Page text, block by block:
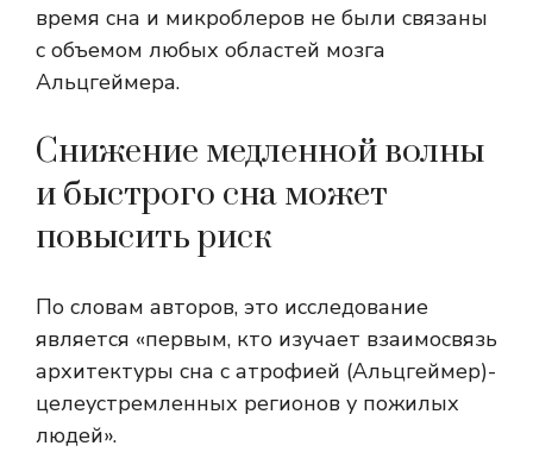
время сна и микроблеров не были связаны
с объемом любых областей мозга
Альцгеймера.
Снижение медленной волны
и быстрого сна может
повысить риск
По словам авторов, это исследование
является «первым, кто изучает взаимосвязь
архитектуры сна с атрофией (Альцгеймер)-
целеустремленных регионов у пожилых
людей».